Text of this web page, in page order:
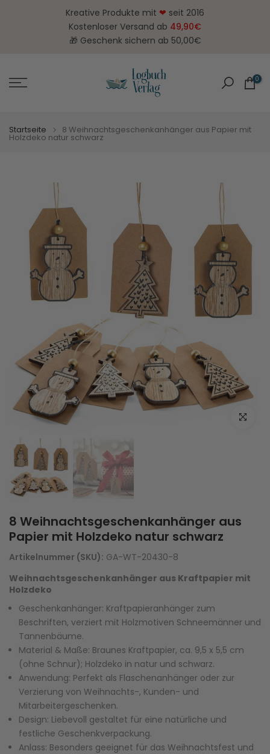
Kreative Produkte mit ❤ seit 2016
Kostenloser Versand ab 49,90€
🎁 Geschenk sichern ab 50,00€
0
Startseite 8 Weihnachtsgeschenkanhänger aus Papier mit
Holzdeko natur schwarz
Zum
8 Weihnachtsgeschenkanhänger aus
Papier mit Holzdeko natur schwarz
Artikelnummer (SKU): GA-WT-20430-8
Weihnachtsgeschenkanhänger aus Kraftpapier mit
Holzdeko
Geschenkanhänger: Kraftpapieranhänger zum
Beschriften, verziert mit Holzmotiven Schneemänner und
Tannenbäume.
Material & Maße: Braunes Kraftpapier, ca. 9,5 x 5,5 cm
(ohne Schnur); Holzdeko in natur und schwarz.
Anwendung: Perfekt als Flaschenanhänger oder zur
Verzierung von Weihnachts-, Kunden- und
Mitarbeitergeschenken.
Design: Liebevoll gestaltet für eine natürliche und
festliche Geschenkverpackung.
Anlass: Besonders geeignet für das Weihnachtsfest und